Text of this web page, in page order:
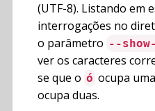
(UTF-8). Listando em
interrogações no
o parâmetro --
ver os caracteres
se que o ó ocupa
ocupa duas.